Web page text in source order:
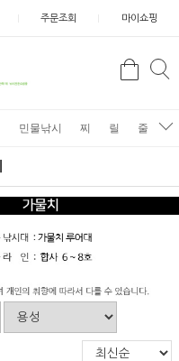
주문조회 마이쇼핑
검
민물낚시 찌 릴 줄